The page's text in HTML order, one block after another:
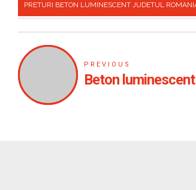
PRETURI BETON LUMINESCENT JUDETUL
PREVIOUS
Beton